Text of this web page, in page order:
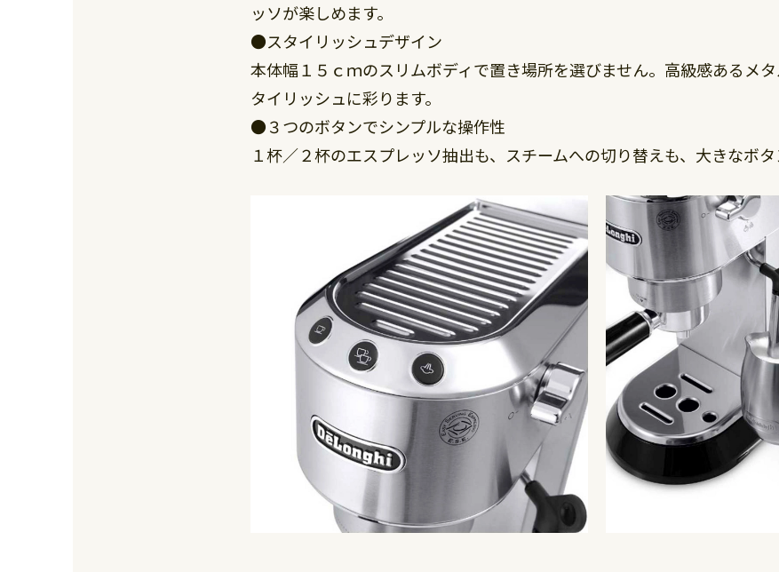
ッソが楽しめます。
●スタイリッシュデザイン
本体幅１５ｃｍのスリムボディで置き場所を選びません。高級感あるメ
タイリッシュに彩ります。
●３つのボタンでシンプルな操作性
１杯／２杯のエスプレッソ抽出も、スチームへの切り替えも、大きなボ